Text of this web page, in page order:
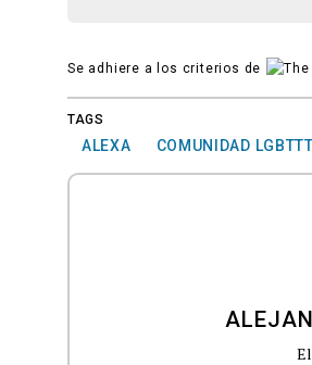
Se adhiere a los criterios de
TAGS
ALEXA COMUNIDAD